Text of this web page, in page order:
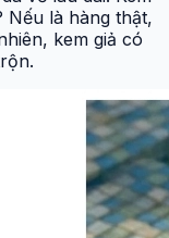
Nếu là hàng thật,
kem giả có